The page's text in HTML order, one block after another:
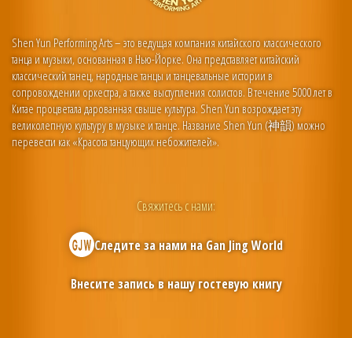
Shen Yun Performing Arts – это ведущая компания китайского классического
танца и музыки, основанная в Нью-Йорке. Она представляет китайский
классический танец, народные танцы и танцевальные истории в
сопровождении оркестра, а также выступления солистов. В течение 5000 лет в
Китае процветала дарованная свыше культура. Shen Yun возрождает эту
великолепную культуру в музыке и танце. Название Shen Yun (神韻) можно
перевести как «Красота танцующих небожителей».
Свяжитесь с нами:
Следите за нами наGan Jing World
Внесите запись в нашу гостевую книгу